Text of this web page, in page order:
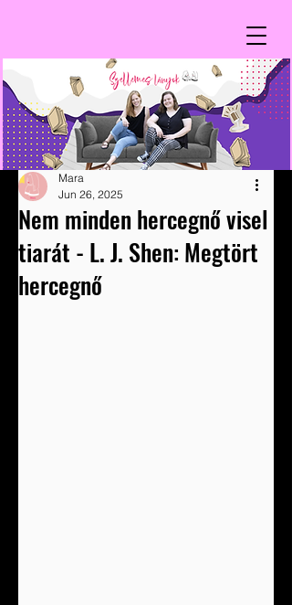
Nem minden hercegnő visel
tiarát - L. J. Shen: Megtört
hercegnő
Mara
Jun 26, 2025